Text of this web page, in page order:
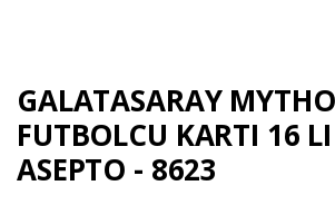
GALATASARAY
FUTBOLCU KARTI 16
ASEPTO - 8623